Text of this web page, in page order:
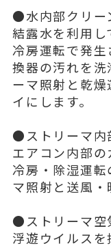
●水内部クリー
結露水を利用し
冷房運転で発
換器の汚れを
ーマ照射と乾
イにします。
●ストリーマ内
エアコン内部の
冷房・除湿運
マ照射と送風・
●ストリーマ空
浮遊ウイルスを